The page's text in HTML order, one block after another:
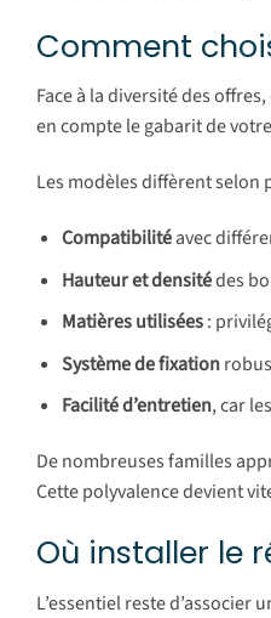
Comment
Face à la diversité des
en compte le gabarit de
Les modèles diffèrent selon
Compatibilitéavec
Hauteur et densitédes
Matières utilisées:
Système de fixation
Facilité d’entretien, car
De nombreuses familles
Cette polyvalence devient
Où installer le
L’essentiel reste d’associer